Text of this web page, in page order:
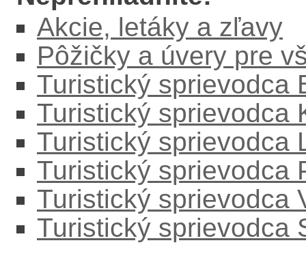
Akcie, letáky a zľavy
Pôžičky a úvery pre
Turistický sprievodca
Turistický sprievodca
Turistický sprievodca
Turistický sprievodca
Turistický sprievodca
Turistický sprievodca